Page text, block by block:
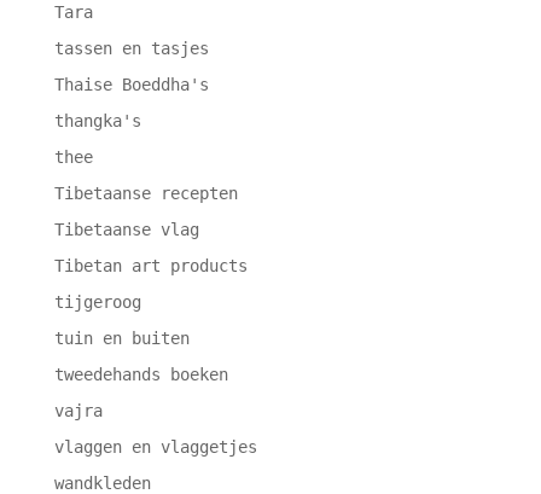
Tara
tassen en tasjes
Thaise Boeddha's
thangka's
thee
Tibetaanse recepten
Tibetaanse vlag
Tibetan art products
tijgeroog
tuin en buiten
tweedehands boeken
vajra
vlaggen en vlaggetjes
wandkleden